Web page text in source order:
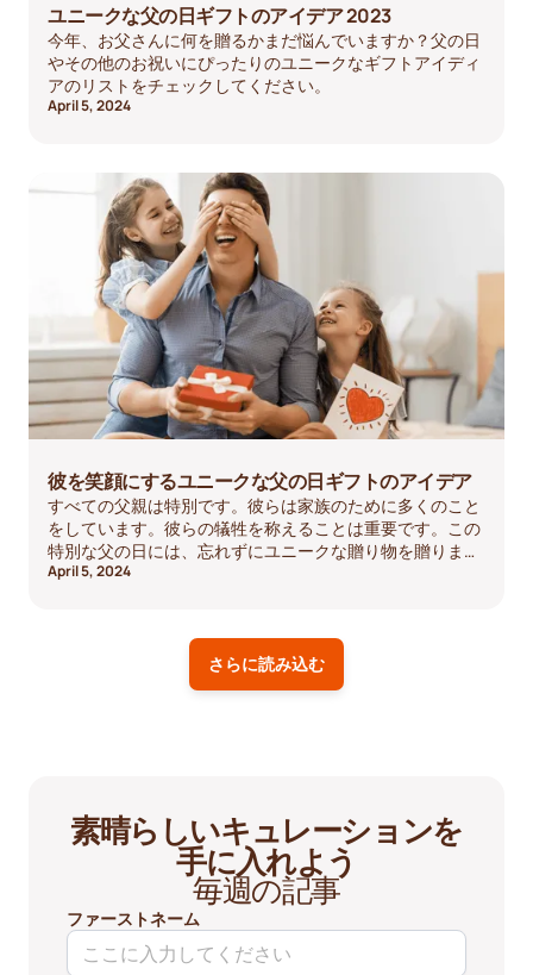
ユニークな父の日ギフトのアイデア 2023
今年、お父さんに何を贈るかまだ悩んでいますか？父の日
やその他のお祝いにぴったりのユニークなギフトアイディ
アのリストをチェックしてください。
April 5, 2024
彼を笑顔にするユニークな父の日ギフトのアイデア
すべての父親は特別です。彼らは家族のために多くのこと
をしています。彼らの犠牲を称えることは重要です。この
特別な父の日には、忘れずにユニークな贈り物を贈りまし
ょう！適切なものを選ぶのに役立つかもしれないアイデア
April 5, 2024
さらに読み込む
素晴らしいキュレーションを
手に入れよう
毎週の記事
ファーストネーム